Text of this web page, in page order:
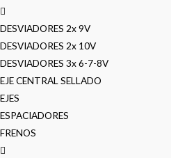
DESVIADORES 2x 9V
DESVIADORES 2x 10V
DESVIADORES 3x 6-7-8V
EJE CENTRAL SELLADO
EJES
ESPACIADORES
FRENOS